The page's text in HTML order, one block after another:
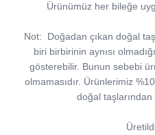
Ürünümüz her bileğe
Not: Doğadan çıkan doğal
biri birbirinin aynısı
gösterebilir. Bunun sebebi
olmamasıdır. Ürünlerimiz
doğal